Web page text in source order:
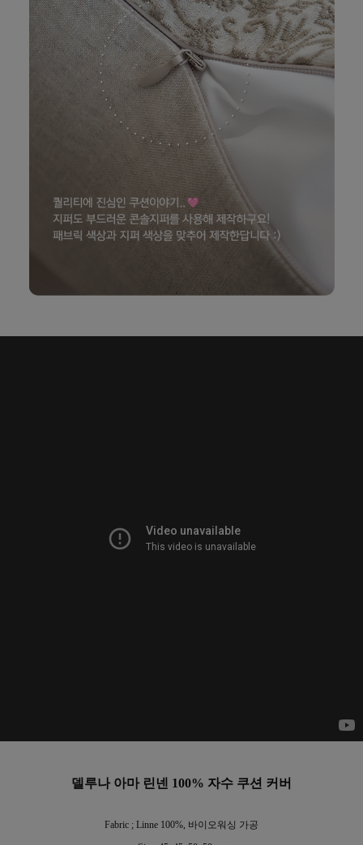
델루나 아마 린넨 100% 자수 쿠션 커버
Fabric ; Linne 100%, 바이오워싱 가공